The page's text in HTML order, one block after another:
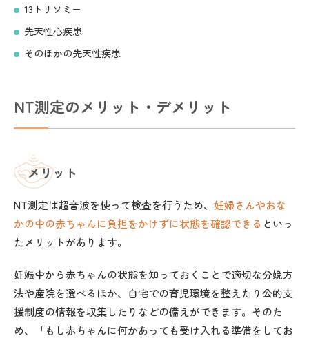
13トリソミー
先天性心疾患
そのほかの先天性疾患
NT測定のメリット・デメリット
メリット
NT測定は超音波を使って検査を行うため、 妊婦さんやおな
かの中の赤ちゃんに負担をかけずに状態を確認できる といっ
たメリットがあります。
妊娠中から赤ちゃんの状態を知っておくことで適切な分娩方
法や産院を選べるほか、自宅での育児環境を整えたり公的支
援制度の情報を収集したりなどの備えができます。そのた
め、「もし赤ちゃんに何かあっても受け入れる準備をしてお